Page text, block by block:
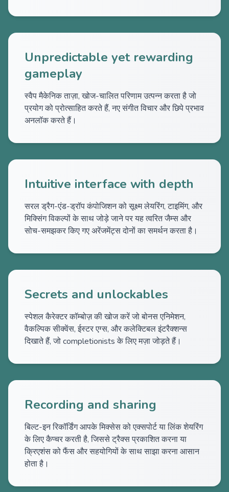
Unpredictable yet rewarding
gameplay
स्वैप मैकेनिक ताज़ा, खोज-चालित परिणाम उत्पन्न करता है जो
प्रयोग को प्रोत्साहित करते हैं, नए संगीत विचार और छिपे प्रभाव
अनलॉक करते हैं।
Intuitive interface with depth
सरल ड्रैग-एंड-ड्रॉप कंपोजिशन को सूक्ष्म लेयरिंग, टाइमिंग, और
मिक्सिंग विकल्पों के साथ जोड़े जाने पर यह त्वरित जैम्स और
सोच-समझकर किए गए अरेंजमेंट्स दोनों का समर्थन करता है।
Secrets and unlockables
स्पेशल कैरेक्टर कॉम्बोज़ की खोज करें जो बोनस एनिमेशन,
वैकल्पिक सीक्वेंस, ईस्टर एग्स, और कलेक्टिबल इंटरैक्शन्स
दिखाते हैं, जो completionists के लिए मज़ा जोड़ते हैं।
Recording and sharing
बिल्ट-इन रिकॉर्डिंग आपके मिक्सेस को एक्सपोर्ट या लिंक शेयरिंग
के लिए कैप्चर करती है, जिससे ट्रैक्स प्रकाशित करना या
क्रिएशंस को फैंस और सहयोगियों के साथ साझा करना आसान
होता है।